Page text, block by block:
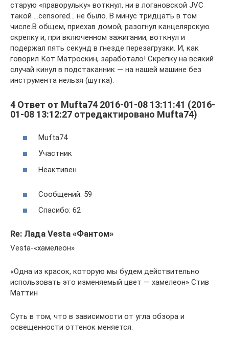
старую «праворульку» воткнул, ни в логановской JVC
такой …censored… не было. В минус тридцать в том
числе.В общем, приехав домой, разогнул канцелярскую
скрепку и, при включенном зажигании, воткнул и
подержал пять секунд в гнезде перезагрузки. И, как
говорил Кот Матроскин, заработало! Скрепку на всякий
случай кинул в подстаканник — на нашей машине без
инструмента нельзя (шутка).
4 Ответ от Mufta74 2016-01-08 13:11:41 (2016-
01-08 13:12:27 отредактировано Mufta74)
Mufta74
Участник
Неактивен
Сообщений: 59
Спасибо: 62
Re: Лада Vesta «Фантом»
Vesta-«хамелеон»
«Одна из красок, которую мы будем действительно
использовать это изменяемый цвет — хамелеон» Стив
Маттин
Суть в том, что в зависимости от угла обзора и
освещенности оттенок меняется.